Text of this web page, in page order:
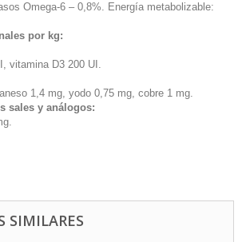
Omega-6 – 0,8%. Energía metabolizable:
por kg:
vitamina D3 200 UI.
1,4 mg, yodo 0,75 mg, cobre 1 mg.
sales y análogos:
SIMILARES